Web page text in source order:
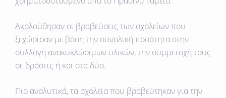
Ακολούθησαν οι βραβεύσεις των σχολείων που
ξεχώρισαν με βάση την συνολική ποσότητα στην
συλλογή ανακυκλώσιμων υλικών, την συμμετοχή τους
σε δράσεις ή και στα δύο.
Πιο αναλυτικά, τα σχολεία που βραβεύτηκαν για την